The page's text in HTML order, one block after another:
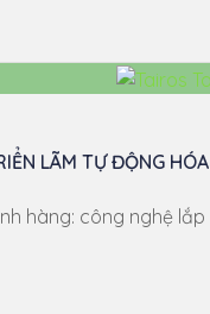
LÃM TỰ ĐỘNG
hàng: công nghệ